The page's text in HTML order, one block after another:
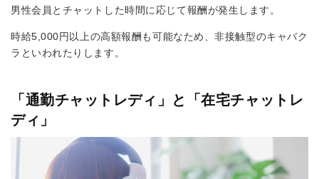
男性会員とチャットした時間に応じて報酬が発生します。
時給5,000円以上の高額報酬も可能なため、非接触型のキャバク
ラといわれたりします。
「通勤チャットレディ」と「在宅チャットレ
ディ」